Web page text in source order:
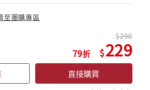
至團購專區
79
290
229
直接購買